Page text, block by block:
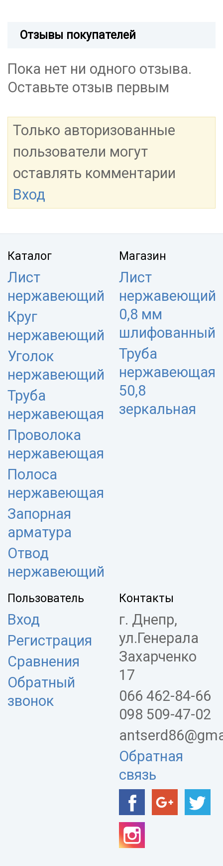
Отзывы покупателей
Пока нет ни одного отзыва.
Оставьте отзыв первым
Только авторизованные
пользователи могут
оставлять комментарии
Вход
Каталог
Лист
нержавеющий
Круг
нержавеющий
Уголок
нержавеющий
Труба
нержавеющая
Проволока
нержавеющая
Полоса
нержавеющая
Запорная
арматура
Отвод
нержавеющий
Магазин
Лист
нержавеющий
0,8 мм
шлифованный
Труба
нержавеющая
50,8
зеркальная
Пользователь
Вход
Регистрация
Сравнения
Обратный
звонок
Контакты
г. Днепр,
ул.Генерала
Захарченко
17
066 462-84-66
098 509-47-02
Обратная
связь